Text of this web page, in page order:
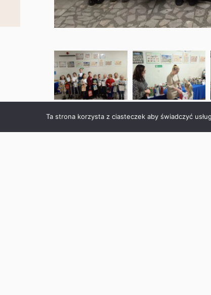
Ta strona korzysta z ciasteczek aby świadczyć